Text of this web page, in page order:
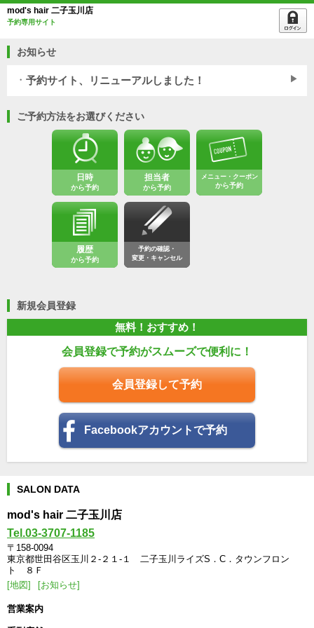
mod's hair 二子玉川店
予約専用サイト
お知らせ
予約サイト、リニューアルしました！
WEB予約をご利用のお客様へ
ご予約にはIDとパスワードの登録が必要となります。
会員登録して予約
」をクリックし、IDとパスワードを取得し
てください。
※以前の予約システムをご利用頂いていたお客様も大変お手数
◆IDとパスワードをお持ちの客様◆
既にIDとパスワードをお持ちのお客様は、右上の「ログイン」
てログインしてください。
ID,パスワードをお忘れのお客様◆
ログイン
をお忘れの場合はこち
の項目から空メールを送信してください。メールにてパスワー
ドをお知らせいたします。
ご予約方法をお選びください
日時
から予約
担当者
から予約
メニュー・クーポン
から予約
履歴
から予約
予約の確認・
変更・キャンセル
新規会員登録
無料！おすすめ！
会員登録で予約がスムーズで便利に！
会員登録して予約
Facebookアカウントで予約
SALON DATA
mod's hair 二子玉川店
Tel.03-3707-1185
〒158-0094
東京都世田谷区玉川２‐２１‐１ 二子玉川ライズS．C．タウンフロン
ト ８Ｆ
[地図]
[お知らせ]
営業案内